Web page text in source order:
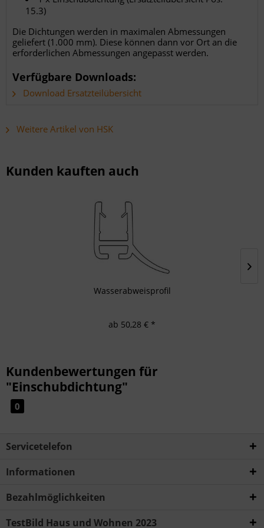
15.3)
Die Dichtungen werden in maximalen Abmessungen
geliefert (1.000 mm). Diese können dann vor Ort an die
erforderlichen Abmessungen angepasst werden.
Verfügbare Downloads:
Download Ersatzteilübersicht
Weitere Artikel von HSK
Kunden kauften auch
Wasserabweisprofil
ab 50,28 € *
Kundenbewertungen für
"Einschubdichtung"
0
Servicetelefon
Informationen
Bezahlmöglichkeiten
TestBild Haus und Wohnen 2023